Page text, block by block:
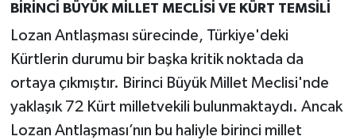
BİRİNCİ BÜYÜK MİLLET MECLİSİ VE KÜRT TEMSİLİ
Lozan Antlaşması sürecinde, Türkiye'deki
Kürtlerin durumu bir başka kritik noktada da
ortaya çıkmıştır. Birinci Büyük Millet Meclisi'nde
yaklaşık 72 Kürt milletvekili bulunmaktaydı. Ancak
Lozan Antlaşması’nın bu haliyle birinci millet